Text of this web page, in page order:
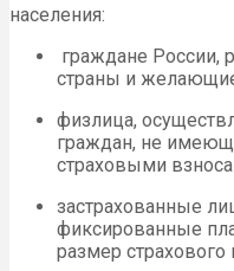
населения:
граждане России,
страны и желающие
физлица,
граждан, не
страховыми
застрахованные
фиксированные
размер страхового